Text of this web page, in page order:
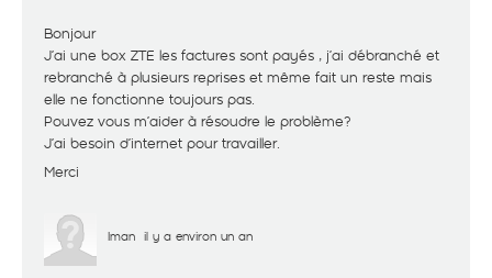
Bonjour
J’ai une box ZTE les factures sont payés , j’ai débranché et
rebranché à plusieurs reprises et même fait un reste mais
elle ne fonctionne toujours pas.
Pouvez vous m’aider à résoudre le problème?
J’ai besoin d’internet pour travailler.
Merci
Iman il y a environ un an